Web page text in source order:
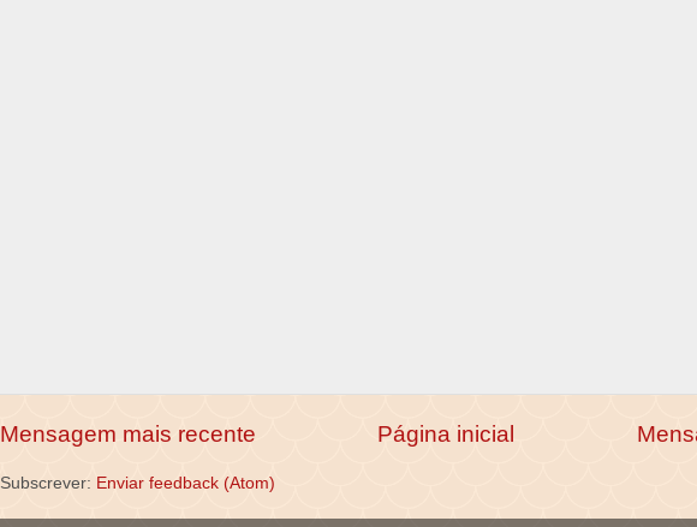
Mensagem mais recente Página inicial
Subscrever: Enviar feedback (Atom)